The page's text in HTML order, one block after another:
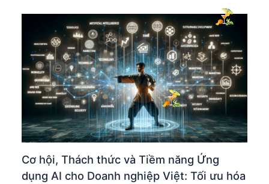
Cơ hội, Thách thức và Tiềm năng Ứng
dụng AI cho Doanh nghiệp Việt: Tối ưu hóa